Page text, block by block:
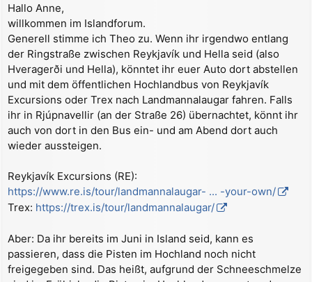
i
t
a
g
Hallo Anne,
willkommen im Islandforum.
Generell stimme ich Theo zu. Wenn ihr irgendwo entlang
der Ringstraße zwischen Reykjavík und Hella seid (also
Hveragerði und Hella), könntet ihr euer Auto dort abstellen
und mit dem öffentlichen Hochlandbus von Reykjavík
Excursions oder Trex nach Landmannalaugar fahren. Falls
ihr in Rjúpnavellir (an der Straße 26) übernachtet, könnt ihr
auch von dort in den Bus ein- und am Abend dort auch
wieder aussteigen.
Reykjavík Excursions (RE):
https://www.re.is/tour/landmannalaugar- ... -your-own/
Trex: https://trex.is/tour/landmannalaugar/
Aber: Da ihr bereits im Juni in Island seid, kann es
passieren, dass die Pisten im Hochland noch nicht
freigegeben sind. Das heißt, aufgrund der Schneeschmelze